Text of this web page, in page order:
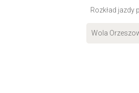
Rozkład jazdy
Wola